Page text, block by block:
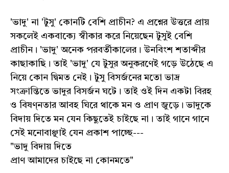
'ভাদু' না 'টুসু' কোনটি বেশি প্রাচীন? এ প্রশ্নের উত্তরে প্রায়
সকলেই একবাক্যে স্বীকার করে নিয়েছেন টুসুই বেশি
প্রাচীন। 'ভাদু' অনেক পরবর্তীকালের। উনবিংশ শতাব্দীর
কাছাকাছি। তাই 'ভাদু' যে টুসুর অনুকরণেই গড়ে উঠেছে এ
নিয়ে কোন দ্বিমত নেই। টুসু বিসর্জনের মতো ভাদ্র
সংক্রান্তিতে ভাদুর বিসর্জন ঘটে। তাই ওই দিন একটা বিরহ
ও বিষণ্নতার আবহ ঘিরে থাকে মন ও প্রাণ জুড়ে। ভাদুকে
বিদায় দিতে মন যেন কিছুতেই চাইছে না। তাই গানে গানে
সেই মনোবাঞ্ছাই যেন প্রকাশ পাচ্ছে---
"ভাদু বিদায় দিতে
প্রাণ আমাদের চাইছে না কোনমতে"